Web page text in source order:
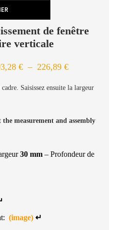
notre site de Bielefeld
express
l’atelier de peinture
et expédition
de fenêtre
verticale
€ – 226,89 €
Saisissez ensuite la largeur
measurement and assembly
30 mm – Profondeur de
(image) ↵